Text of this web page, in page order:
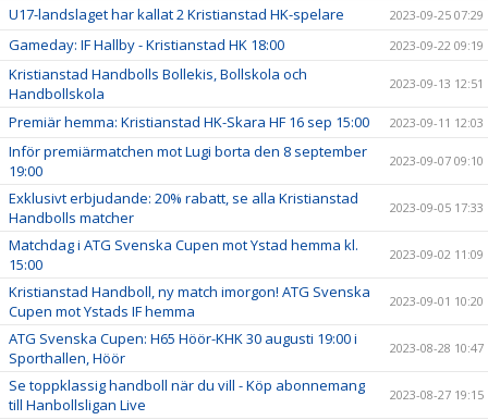
U17-landslaget har kallat 2 Kristianstad HK-spelare 2023-09-25 07:29
Gameday: IF Hallby - Kristianstad HK 18:00 2023-09-22 09:19
Kristianstad Handbolls Bollekis, Bollskola och
Handbollskola
2023-09-13 12:51
Premiär hemma: Kristianstad HK-Skara HF 16 sep 15:00 2023-09-11 12:03
Inför premiärmatchen mot Lugi borta den 8 september
19:00
2023-09-07 09:10
Exklusivt erbjudande: 20% rabatt, se alla Kristianstad
Handbolls matcher
2023-09-05 17:33
Matchdag i ATG Svenska Cupen mot Ystad hemma kl.
15:00
2023-09-02 11:09
Kristianstad Handboll, ny match imorgon! ATG Svenska
Cupen mot Ystads IF hemma
2023-09-01 10:20
ATG Svenska Cupen: H65 Höör-KHK 30 augusti 19:00 i
Sporthallen, Höör
2023-08-28 10:47
Se toppklassig handboll när du vill - Köp abonnemang
till Hanbollsligan Live
2023-08-27 19:15